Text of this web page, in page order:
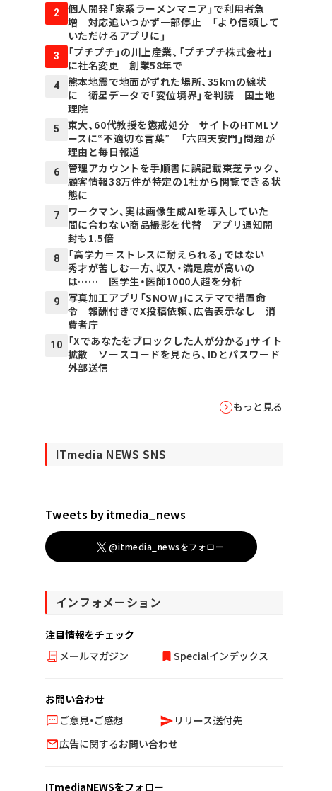
2
個人開発「家系ラーメンマニア」で利用者急
増 対応追いつかず一部停止 「より信頼して
いただけるアプリに」
3
「プチプチ」の川上産業、「プチプチ株式会社」
に社名変更 創業58年で
4
熊本地震で地面がずれた場所、35kmの線状
に 衛星データで「変位境界」を判読 国土地
理院
5
東大、60代教授を懲戒処分 サイトのHTMLソ
ースに“不適切な言葉” 「六四天安門」問題が
理由と毎日報道
6
管理アカウントを手順書に誤記載――東芝テック、
顧客情報38万件が特定の1社から閲覧できる状
態に
7
ワークマン、実は画像生成AIを導入していた
間に合わない商品撮影を代替 アプリ通知開
封も1.5倍
8
「高学力＝ストレスに耐えられる」ではない
秀才が苦しむ一方、収入・満足度が高いの
は…… 医学生・医師1000人超を分析
9
写真加工アプリ「SNOW」にステマで措置命
令 報酬付きでX投稿依頼、広告表示なし 消
費者庁
10
「Xであなたをブロックした人が分かる」サイト
拡散 ソースコードを見たら、IDとパスワード
外部送信
もっと見る
ITmedia NEWS SNS
Tweets by itmedia_news
@itmedia_newsをフォロー
インフォメーション
注目情報をチェック
メールマガジン
Specialインデックス
お問い合わせ
ご意見・ご感想
リリース送付先
広告に関するお問い合わせ
ITmediaNEWSをフォロー